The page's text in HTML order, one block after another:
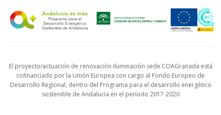
El proyecto/actuación de renovación iluminación sede COAGranada está
cofinanciado por la Unión Europea con cargo al Fondo Europeo de
Desarrollo Regional, dentro del Programa para el desarrollo energético
sostenible de Andalucía en el período 2017-2020